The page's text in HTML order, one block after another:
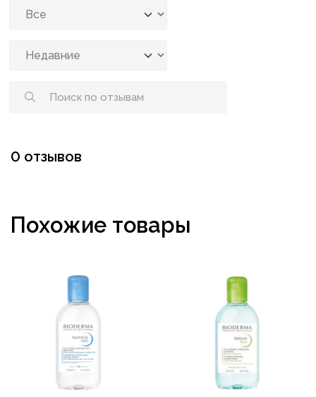
0 отзывов
Похожие товары